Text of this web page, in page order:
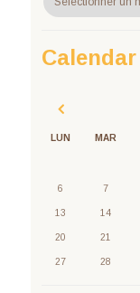
Calendar
LUN MAR
6 7
13 14
20 21
27 28